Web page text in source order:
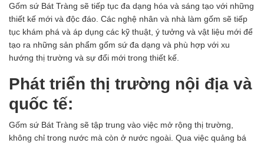
Gốm sứ Bát Tràng sẽ tiếp tục đa dạng hóa và sáng tạo với những
thiết kế mới và độc đáo. Các nghệ nhân và nhà làm gốm sẽ tiếp
tục khám phá và áp dụng các kỹ thuật, ý tưởng và vật liệu mới để
tạo ra những sản phẩm gốm sứ đa dạng và phù hợp với xu
hướng thị trường và sự đổi mới trong thiết kế.
Phát triển thị trường nội địa và
quốc tế:
Gốm sứ Bát Tràng sẽ tập trung vào việc mở rộng thị trường,
không chỉ trong nước mà còn ở nước ngoài. Qua việc quảng bá